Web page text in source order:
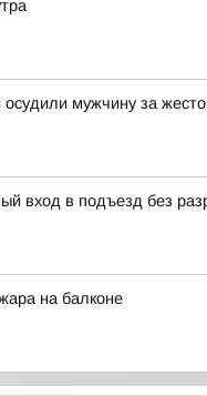
мужчину за
вход в подъезд без
на балконе